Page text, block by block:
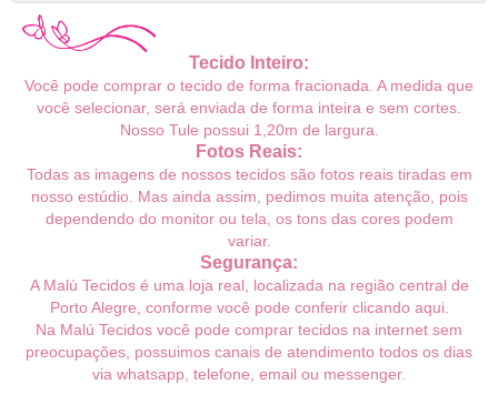
Tecido Inteiro:
Você pode comprar o tecido de forma fracionada. A medida que
você selecionar, será enviada de forma inteira e sem cortes.
Nosso Tule possui 1,20m de largura.
Fotos Reais:
Todas as imagens de nossos tecidos são fotos reais tiradas em
nosso estúdio. Mas ainda assim, pedimos muita atenção, pois
dependendo do monitor ou tela, os tons das cores podem
variar.
Segurança:
A Malú Tecidos é uma loja real, localizada na região central de
Porto Alegre, conforme você pode conferir clicando aqui.
Na Malú Tecidos você pode comprar tecidos na internet sem
preocupações, possuimos canais de atendimento todos os dias
via whatsapp, telefone, email ou messenger.